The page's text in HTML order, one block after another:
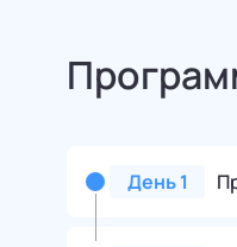
День1